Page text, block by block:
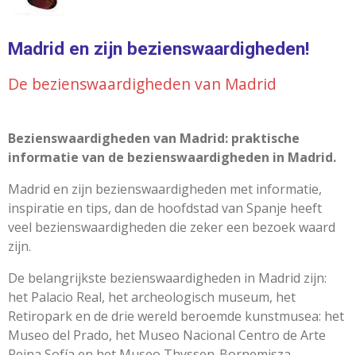
Madrid en zijn bezienswaardigheden!
De bezienswaardigheden van Madrid
Bezienswaardigheden van Madrid: praktische
informatie van de bezienswaardigheden in Madrid.
Madrid en zijn bezienswaardigheden met informatie,
inspiratie en tips, dan de hoofdstad van Spanje heeft
veel bezienswaardigheden die zeker een bezoek waard
zijn.
De belangrijkste bezienswaardigheden in Madrid zijn:
het Palacio Real, het archeologisch museum, het
Retiropark en de drie wereld beroemde kunstmusea: het
Museo del Prado, het Museo Nacional Centro de Arte